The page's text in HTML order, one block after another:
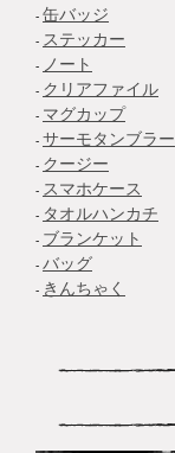
缶バッジ
ステッカー
ノート
クリアファイル
マグカップ
サーモタンブラー
クージー
スマホケース
タオルハンカチ
ブランケット
バッグ
きんちゃく